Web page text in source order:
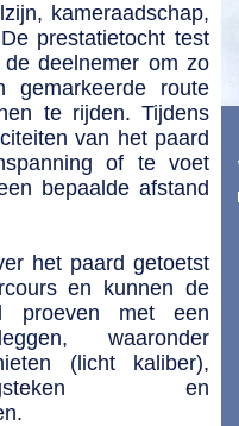
kameraadschap,
prestatietocht test
deelnemer om zo
gemarkeerde route
te rijden. Tijdens
van het paard
of te voet
bepaalde afstand
het paard getoetst
en kunnen de
proeven met een
waaronder
(licht kaliber),
en